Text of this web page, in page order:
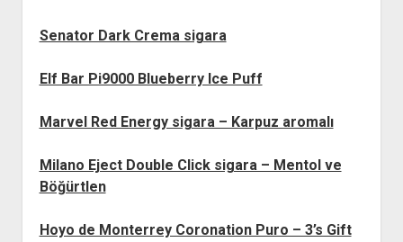
Senator Dark Crema sigara
Elf Bar Pi9000 Blueberry Ice Puff
Marvel Red Energy sigara – Karpuz aromalı
Milano Eject Double Click sigara – Mentol ve
Böğürtlen
Hoyo de Monterrey Coronation Puro – 3’s Gift